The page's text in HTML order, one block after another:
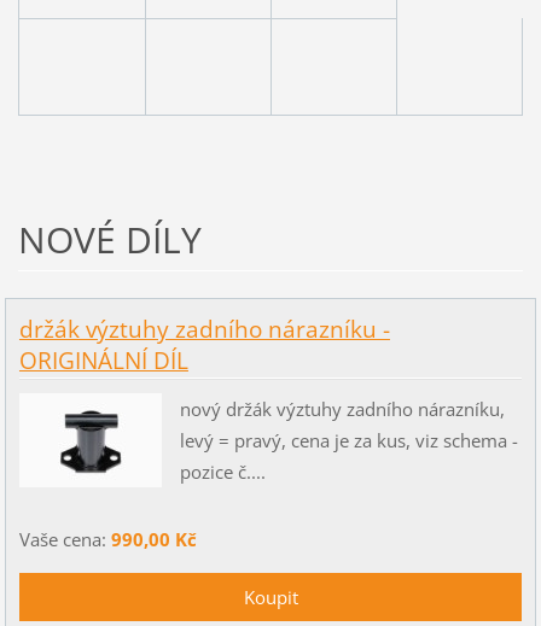
NOVÉ DÍLY
držák výztuhy zadního nárazníku -
ORIGINÁLNÍ DÍL
nový držák výztuhy zadního nárazníku,
levý = pravý, cena je za kus, viz schema -
pozice č....
Vaše cena: 990,00 Kč